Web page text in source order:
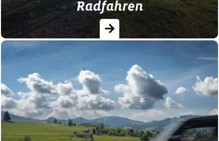
Radfahren
Direkt vom Hof übers Land radeln, die
Landschaft genießen oder eine
Mountainbike Tour in die Berge
unternehmen.